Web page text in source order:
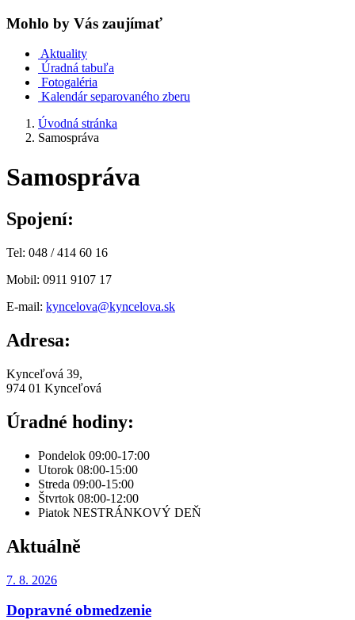
Mohlo by Vás zaujímať
Aktuality
Úradná tabuľa
Fotogaléria
Kalendár separovaného zberu
Úvodná stránka
Samospráva
Samospráva
Spojení:
Tel: 048 / 414 60 16
Mobil: 0911 9107 17
E-mail: kyncelova@kyncelova.sk
Adresa:
Kynceľová 39,
974 01 Kynceľová
Úradné hodiny:
Pondelok 09:00-17:00
Utorok 08:00-15:00
Streda 09:00-15:00
Štvrtok 08:00-12:00
Piatok NESTRÁNKOVÝ DEŇ
Aktuálně
7. 8. 2026
Dopravné obmedzenie